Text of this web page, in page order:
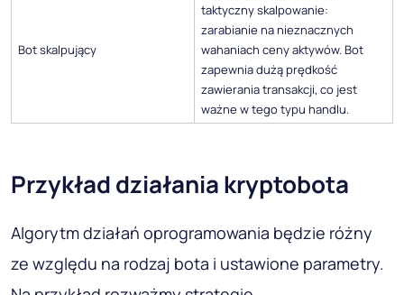
Bot skalpujący
taktyczny skalpowanie:
zarabianie na nieznacznych
wahaniach ceny aktywów. Bot
zapewnia dużą prędkość
zawierania transakcji, co jest
ważne w tego typu handlu.
Przykład działania kryptobota
Algorytm działań oprogramowania będzie różny
ze względu na rodzaj bota i ustawione parametry.